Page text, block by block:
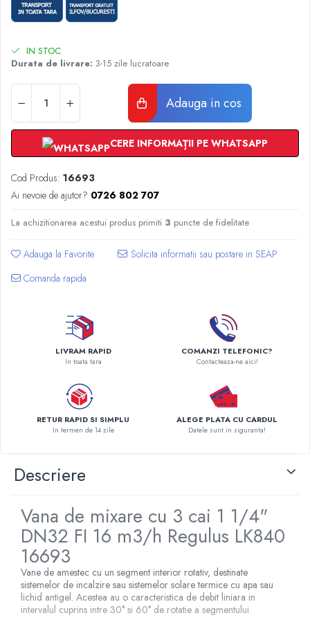
Radiatoare Otel Vogel&Noot
Radiatoare Otel Korado
Automatizare Termostate
Detectoare de gaz si electrovalve
Detectoare de inundatie
Automatizari centrala termica
Panouri solare apa calda
Accesorii panouri solare apa calda
Kituri panouri solare apa calda
Automatizari panouri solare
Teava flexibila inox si fitinguri panouri
Pompe de caldura
Centrale peleti lemn
IN STOC
Durata de livrare: 3-15 zile lucratoare
Adauga in cos
CERE INFORMAȚII PE WHATSAPP
Cod Produs: 16693
Ai nevoie de ajutor? 0726 802 707
La achizitionarea acestui produs primiti 3 puncte de fidelitate
Adauga la Favorite
Comanda rapida
LIVRAM RAPID
In toata tara
COMANZI TELEFONIC?
Contacteaza-ne aici!
RETUR RAPID SI SIMPLU
In termen de 14 zile
ALEGE PLATA CU CARDUL
Datele sunt in siguranta!
Descriere
Vana de mixare cu 3 cai 1 1/4"
DN32 FI 16 m3/h Regulus LK840
16693
Vane de amestec cu un segment interior rotativ, destinate
sistemelor de incalzire sau sistemelor solare termice cu apa sau
lichid antigel. Acestea au o caracteristica de debit liniara in
intervalul cuprins intre 30° si 60° de rotatie a segmentului.